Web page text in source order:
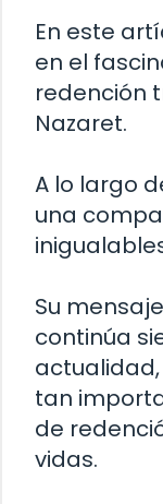
En este
en el
redención
Nazaret.
A lo largo
una
Su
continúa
tan
de
vidas.